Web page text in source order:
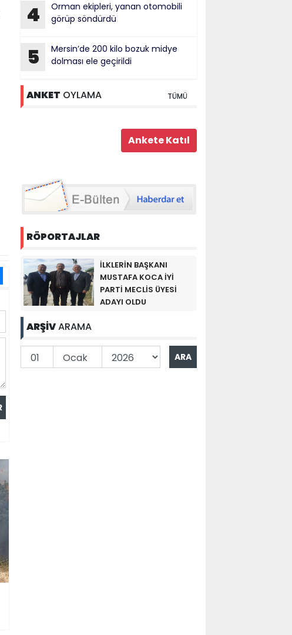
4
Orman ekipleri, yanan otomobili
görüp söndürdü
5
Mersin’de 200 kilo bozuk midye
dolması ele geçirildi
ANKET OYLAMA TÜMÜ
RÖPORTAJLAR
İLKLERİN BAŞKANI
MUSTAFA KOCA İYİ
PARTİ MECLİS ÜYESİ
ADAYI OLDU
ARŞİVARAMA